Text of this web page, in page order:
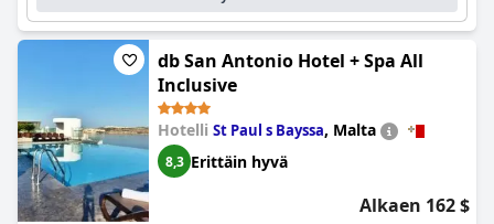
db San Antonio Hotel + Spa All
Inclusive
Hotelli St Paul s Bayssa, Malta
8,3 Erittäin hyvä
Alkaen 162 $